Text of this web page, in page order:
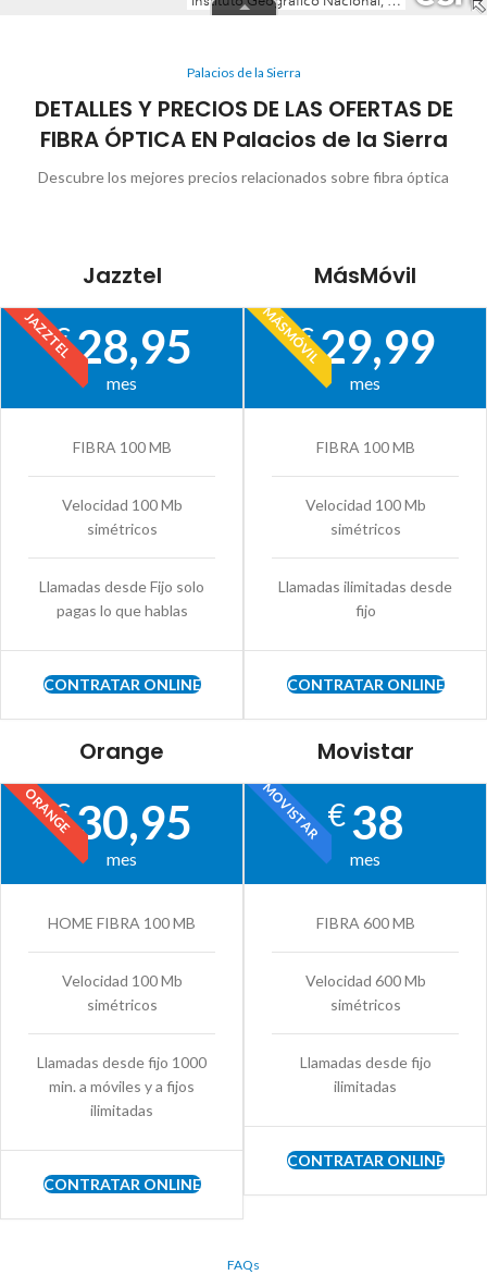
Palacios de la Sierra
DETALLES Y PRECIOS DE LAS OFERTAS DE
FIBRA ÓPTICA EN Palacios de la Sierra
Descubre los mejores precios relacionados sobre fibra óptica
Jazztel
JAZZTEL
€28,95
mes
FIBRA 100 MB
Velocidad 100 Mb
simétricos
Llamadas desde Fijo solo
pagas lo que hablas
CONTRATAR ONLINE
MásMóvil
MÁSMÓVIL
€29,99
mes
FIBRA 100 MB
Velocidad 100 Mb
simétricos
Llamadas ilimitadas desde
fijo
CONTRATAR ONLINE
Orange
ORANGE
€30,95
mes
HOME FIBRA 100 MB
Velocidad 100 Mb
simétricos
Llamadas desde fijo 1000
min. a móviles y a fijos
ilimitadas
CONTRATAR ONLINE
Movistar
MOVISTAR€38
mes
FIBRA 600 MB
Velocidad 600 Mb
simétricos
Llamadas desde fijo
ilimitadas
CONTRATAR ONLINE
FAQs